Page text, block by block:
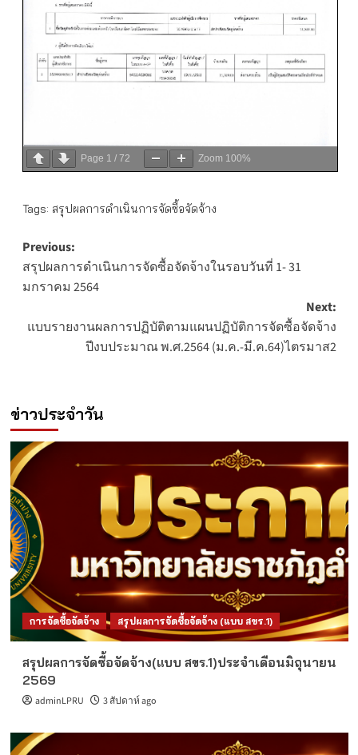
Page 1 / 72 Zoom 100%
Tags: สรุปผลการดำเนินการจัดซื้อจัดจ้าง
Post
navigation
Previous:
สรุปผลการดำเนินการจัดซื้อจัดจ้างในรอบวันที่ 1- 31
มกราคม 2564
Next:
แบบรายงานผลการปฏิบัติตามแผนปฏิบัติการจัดซื้อจัดจ้าง
ปีงบประมาณ พ.ศ.2564 (ม.ค.-มี.ค.64)ไตรมาส2
ข่าวประจำวัน
การจัดซื้อจัดจ้าง สรุปผลการจัดซื้อจัดจ้าง (แบบ สขร.1)
สรุปผลการจัดซื้อจัดจ้าง(แบบ สขร.1)ประจำเดือนมิถุนายน
2569
adminLPRU 3 สัปดาห์ ago